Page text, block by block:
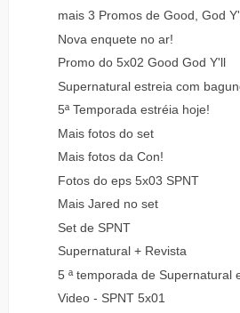
mais 3 Promos de Good, God
Nova enquete no ar!
Promo do 5x02 Good God Y'll
Supernatural estreia com
5ª Temporada estréia hoje!
Mais fotos do set
Mais fotos da Con!
Fotos do eps 5x03 SPNT
Mais Jared no set
Set de SPNT
Supernatural + Revista
5 ª temporada de Supernatural
Video - SPNT 5x01